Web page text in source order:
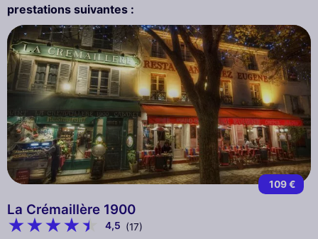
prestations suivantes :
109 €
La Crémaillère 1900
4,5 (17)